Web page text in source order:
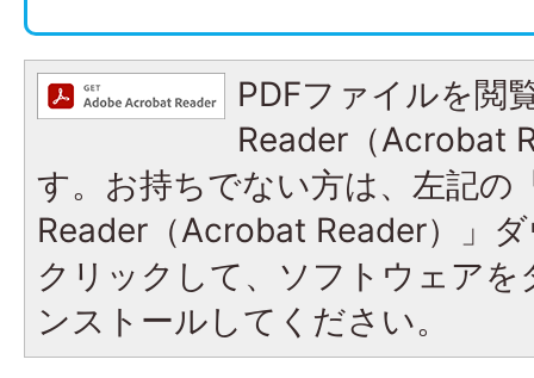
PDFファイルを閲
Reader（Acrobat
す。お持ちでない方は、左記の
Reader（Acrobat Reader）」
クリックして、ソフトウェア
ンストールしてください。